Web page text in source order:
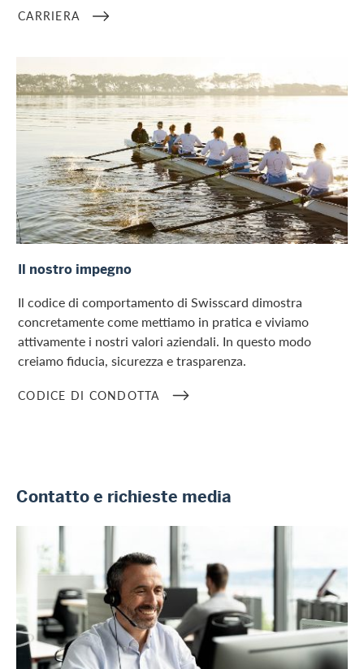
CARRIERA
Codice di condotta
Il nostro impegno
Il codice di comportamento di Swisscard dimostra
concretamente come mettiamo in pratica e viviamo
attivamente i nostri valori aziendali. In questo modo
creiamo fiducia, sicurezza e trasparenza.
CODICE DI CONDOTTA
Contatto e richieste media